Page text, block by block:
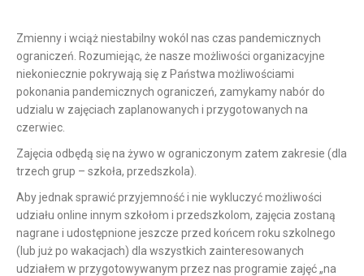
Zmienny i wciąż niestabilny wokól nas czas pandemicznych
ograniczeń. Rozumiejąc, że nasze możliwości organizacyjne
niekoniecznie pokrywają się z Państwa możliwościami
pokonania pandemicznych ograniczeń, zamykamy nabór do
udzialu w zajęciach zaplanowanych i przygotowanych na
czerwiec.
Zajęcia odbędą się na żywo w ograniczonym zatem zakresie (dla
trzech grup – szkoła, przedszkola).
Aby jednak sprawić przyjemność i nie wykluczyć możliwości
udziału online innym szkołom i przedszkolom, zajęcia zostaną
nagrane i udostępnione jeszcze przed końcem roku szkolnego
(lub już po wakacjach) dla wszystkich zainteresowanych
udziałem w przygotowywanym przez nas programie zajęć „na